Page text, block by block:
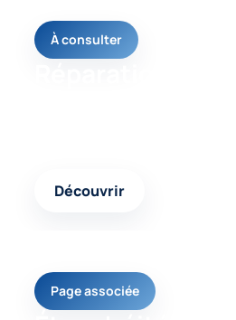
À consulter
Découvrir
Page associée